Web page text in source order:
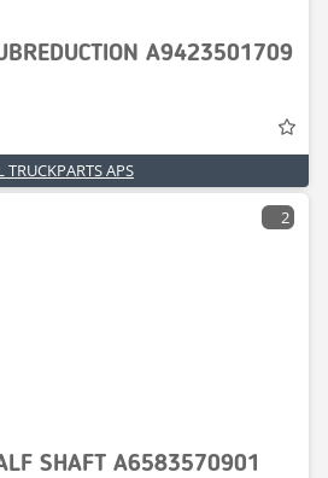
A9423501709
TRUCKPARTS APS
2
SHAFT A6583570901